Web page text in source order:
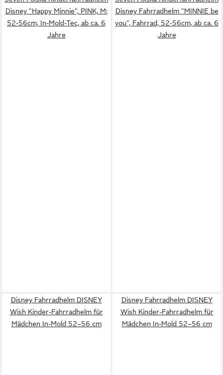
Disney "Happy Minnie", PINK, M:
52-56cm, In-Mold-Tec, ab ca. 6
Jahre
Disney Fahrradhelm "MINNIE be
you", Fahrrad, 52-56cm, ab ca. 6
Jahre
Disney Fahrradhelm DISNEY
Wish Kinder-Fahrradhelm für
Mädchen In-Mold 52–56 cm
Disney Fahrradhelm DISNEY
Wish Kinder-Fahrradhelm für
Mädchen In-Mold 52–56 cm